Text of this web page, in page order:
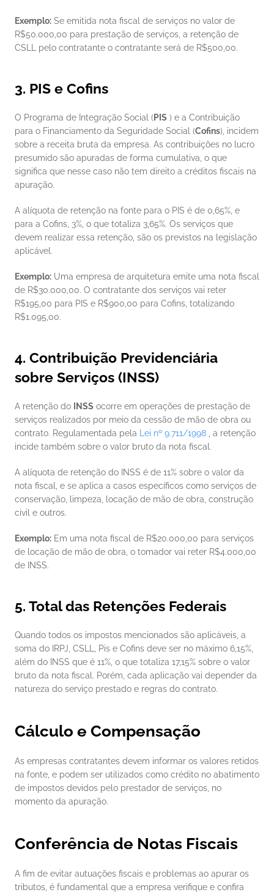
Exemplo: Se emitida nota fiscal de serviços no valor de
R$50.000,00 para prestação de serviços, a retenção de
CSLL pelo contratante o contratante será de R$500,00.
3. PIS e Cofins
O Programa de Integração Social ( PIS ) e a Contribuição
para o Financiamento da Seguridade Social (Cofins), incidem
sobre a receita bruta da empresa. As contribuições no lucro
presumido são apuradas de forma cumulativa, o que
significa que nesse caso não tem direito a créditos fiscais na
apuração.
A alíquota de retenção na fonte para o PIS é de 0,65%, e
para a Cofins, 3%, o que totaliza 3,65%. Os serviços que
devem realizar essa retenção, são os previstos na legislação
aplicável.
Exemplo: Uma empresa de arquitetura emite uma nota fiscal
de R$30.000,00. O contratante dos serviços vai reter
R$195,00 para PIS e R$900,00 para Cofins, totalizando
R$1.095,00.
4. Contribuição Previdenciária
sobre Serviços (INSS)
A retenção do INSS ocorre em operações de prestação de
serviços realizados por meio da cessão de mão de obra ou
contrato. Regulamentada pela Lei nº 9.711/1998 , a retenção
incide também sobre o valor bruto da nota fiscal.
A alíquota de retenção do INSS é de 11% sobre o valor da
nota fiscal, e se aplica a casos específicos como serviços de
conservação, limpeza, locação de mão de obra, construção
civil e outros.
Exemplo: Em uma nota fiscal de R$20.000,00 para serviços
de locação de mão de obra, o tomador vai reter R$4.000,00
de INSS.
5. Total das Retenções Federais
Quando todos os impostos mencionados são aplicáveis, a
soma do IRPJ, CSLL, Pis e Cofins deve ser no máximo 6,15%,
além do INSS que é 11%, o que totaliza 17,15% sobre o valor
bruto da nota fiscal. Porém, cada aplicação vai depender da
natureza do serviço prestado e regras do contrato.
Cálculo e Compensação
As empresas contratantes devem informar os valores retidos
na fonte, e podem ser utilizados como crédito no abatimento
de impostos devidos pelo prestador de serviços, no
momento da apuração.
Conferência de Notas Fiscais
A fim de evitar autuações fiscais e problemas ao apurar os
tributos, é fundamental que a empresa verifique e confira